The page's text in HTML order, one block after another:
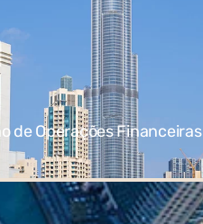
de Operações Financeiras